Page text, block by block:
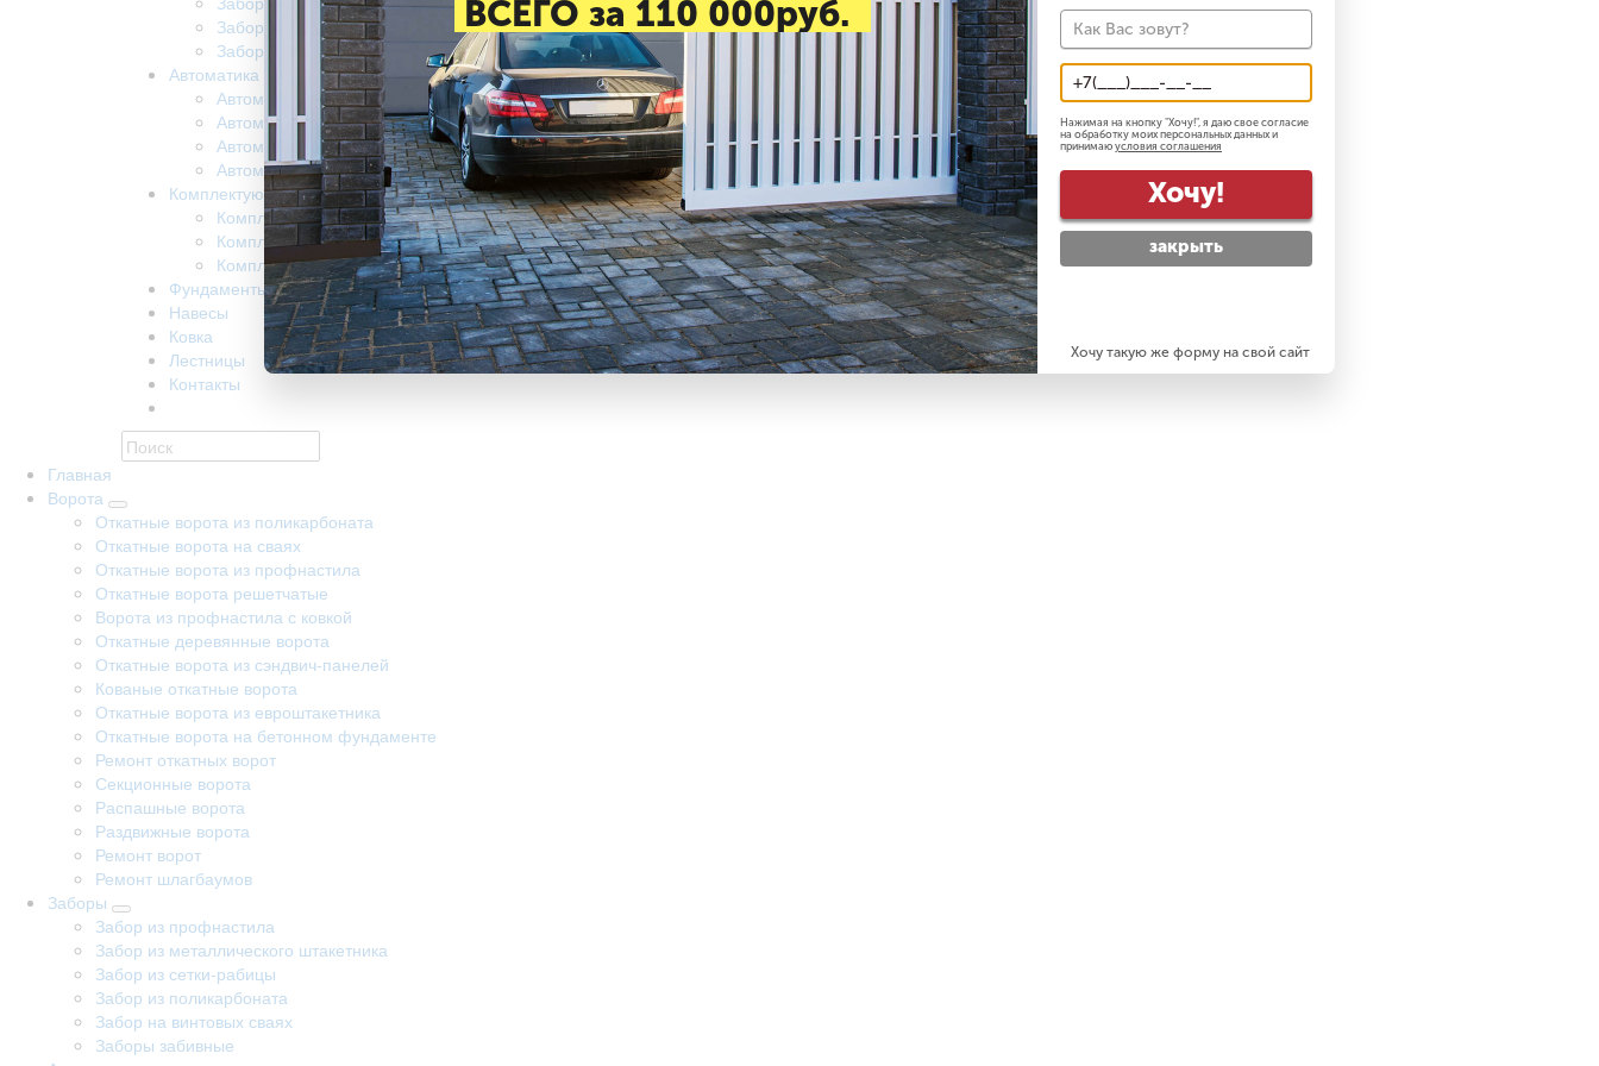
Забор на винтовых сваях
Заборы забивные
Автоматика
Автоматика для ворот came
Автоматика для откатных ворот nice
Автоматика Doorhan
Автоматика R-Tech
Комплектующие
Комплектующие КАВ
Комплектующие Alutech
Комплектующие Ролтэк
Фундаменты
Навесы
Ковка
Лестницы
Контакты
Главная
Ворота
Откатные ворота из поликарбоната
Откатные ворота на сваях
Откатные ворота из профнастила
Откатные ворота решетчатые
Ворота из профнастила с ковкой
Откатные деревянные ворота
Откатные ворота из сэндвич-панелей
Кованые откатные ворота
Откатные ворота из евроштакетника
Откатные ворота на бетонном фундаменте
Ремонт откатных ворот
Секционные ворота
Распашные ворота
Раздвижные ворота
Ремонт ворот
Ремонт шлагбаумов
Заборы
Забор из профнастила
Забор из металлического штакетника
Забор из сетки-рабицы
Забор из поликарбоната
Забор на винтовых сваях
Заборы забивные
ВСЕГО за 110 000руб.
Нажимая на кнопку "Хочу!", я даю свое согласие
на обработку моих персональных данных и
принимаю условия соглашения
Хочу!
закрыть
Хочу такую же форму на свой сайт